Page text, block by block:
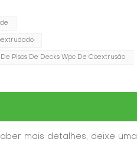
Pisos De Decks Wpc De Coextrusão
mais detalhes, deixe uma